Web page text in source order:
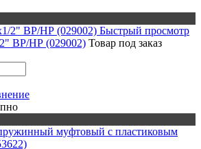
Быстрый просмотр
ВР/НР (029002) Товар под заказ